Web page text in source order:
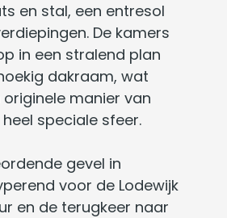
en stal, een entresol
De kamers
in een stralend plan
dakraam, wat
manier van
speciale sfeer.
gevel in
voor de Lodewijk
en de terugkeer naar